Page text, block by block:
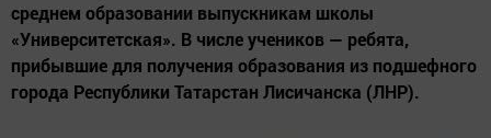
среднем образовании выпускникам школы
«Университетская». В числе учеников — ребята,
прибывшие для получения образования из подшефного
города Республики Татарстан Лисичанска (ЛНР).